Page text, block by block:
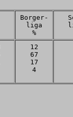
Borger-
liga
%
12
67
17
4